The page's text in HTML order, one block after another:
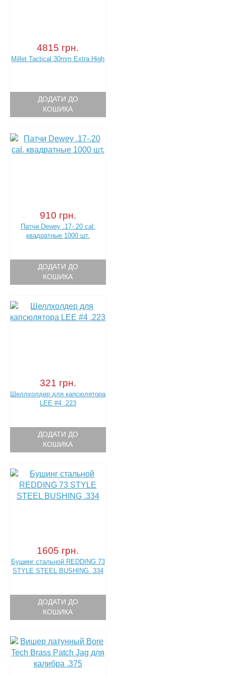
4815 грн.
Millet Tactical 30mm Extra High
ДОДАТИ ДО
КОШИКА
910 грн.
Патчи Dewey .17-.20 cal.
квадратные 1000 шт.
ДОДАТИ ДО
КОШИКА
321 грн.
Шеллхолдер для капсюлятора
LEE #4 .223
ДОДАТИ ДО
КОШИКА
1605 грн.
Бушинг стальной REDDING 73
STYLE STEEL BUSHING .334
ДОДАТИ ДО
КОШИКА